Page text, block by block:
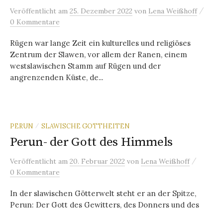
Veröffentlicht am 25. Dezember 2022 von Lena Weißhoff /
0 Kommentare
Rügen war lange Zeit ein kulturelles und religiöses
Zentrum der Slawen, vor allem der Ranen, einem
westslawischen Stamm auf Rügen und der
angrenzenden Küste, de...
PERUN / SLAWISCHE GOTTHEITEN
Perun- der Gott des Himmels
Veröffentlicht am 20. Februar 2022 von Lena Weißhoff /
0 Kommentare
In der slawischen Götterwelt steht er an der Spitze,
Perun: Der Gott des Gewitters, des Donners und des